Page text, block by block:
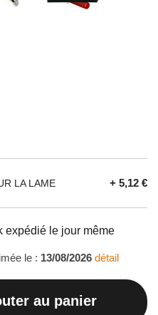
LA LAME + 5,12 €
expédié le jour même
le : 13/08/2026 détail
au panier